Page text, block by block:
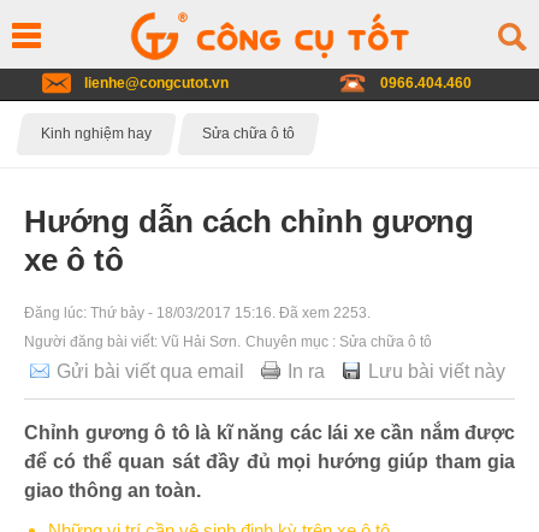
0966.404.460
lienhe@congcutot.vn
Kinh nghiệm hay Sửa chữa ô tô
Hướng dẫn cách chỉnh gương
xe ô tô
Đăng lúc: Thứ bảy - 18/03/2017 15:16 . Đã xem 2253.
Người đăng bài viết: Vũ Hải Sơn Chuyên mục : Sửa chữa ô tô
Gửi bài viết qua email In ra Lưu bài viết này
Chỉnh gương ô tô là kĩ năng các lái xe cần nắm được
để có thể quan sát đầy đủ mọi hướng giúp tham gia
giao thông an toàn.